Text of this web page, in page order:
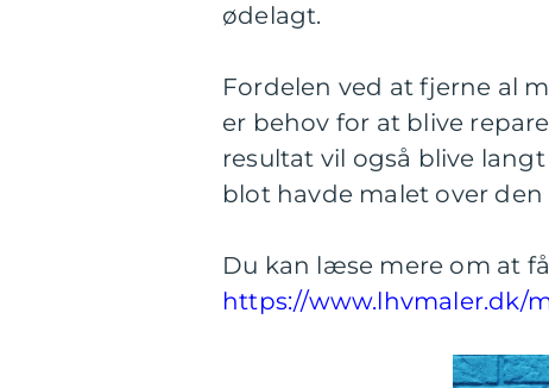
ødelagt.
Fordelen ved at fjerne al
er behov for at blive
resultat vil også blive
blot havde malet over
Du kan læse mere om at
https://www.lhvmaler.dk/